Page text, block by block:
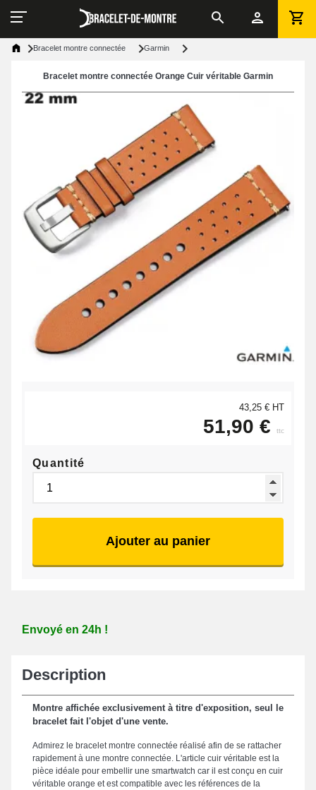
Bracelet montre connectée Garmin
Bracelet montre connectée Orange Cuir véritable Garmin
43,25 € HT
51,90 € ttc
Quantité
Ajouter au panier
Envoyé en 24h !
Description
Montre affichée exclusivement à titre d'exposition, seul le
bracelet fait l'objet d'une vente.
Admirez le bracelet montre connectée réalisé afin de se rattacher
rapidement à une montre connectée. L'article cuir véritable est la
pièce idéale pour embellir une smartwatch car il est conçu en cuir
véritable orange et est compatible avec les références de la